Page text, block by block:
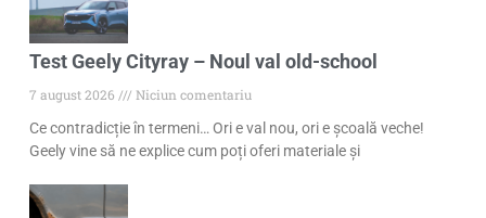
Test Geely Cityray – Noul val old-school
7 august 2026
Niciun comentariu
Ce contradicție în termeni… Ori e val nou, ori e școală veche!
Geely vine să ne explice cum poți oferi materiale și